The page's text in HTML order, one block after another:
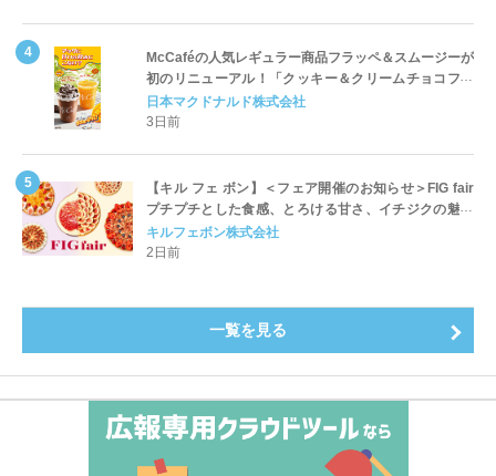
McCaféの人気レギュラー商品フラッペ＆スムージーが
初のリニューアル！「クッキー＆クリームチョコフラ
ッペ」「マンゴースムージー」8月5日（水）から販売
開始
日本マクドナルド株式会社
3日前
【キル フェ ボン】＜フェア開催のお知らせ＞FIG fair
プチプチとした食感、とろける甘さ、イチジクの魅力
をたっぷりと。新作を含め、イチジク尽くしの全4種が
登場8月20日（木）スタート
キルフェボン株式会社
2日前
一覧を見る